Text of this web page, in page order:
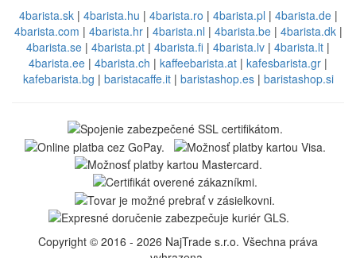
4barista.sk| 4barista.hu | 4barista.ro | 4barista.pl | 4barista.de|
4barista.com | 4barista.hr| 4barista.nl | 4barista.be| 4barista.dk|
4barista.se | 4barista.pt | 4barista.fi | 4barista.lv | 4barista.lt |
4barista.ee | 4barista.ch | kaffeebarista.at | kafesbarista.gr |
kafebarista.bg | baristacaffe.it| baristashop.es| baristashop.si
Copyright © 2016 - 2026 NajTrade s.r.o. Všechna práva